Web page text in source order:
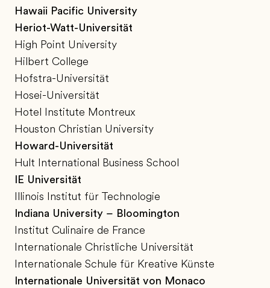
Hawaii Pacific University
Heriot-Watt-Universität
High Point University
Hilbert College
Hofstra-Universität
Hosei-Universität
Hotel Institute Montreux
Houston Christian University
Howard-Universität
Hult International Business School
IE Universität
Illinois Institut für Technologie
Indiana University – Bloomington
Institut Culinaire de France
Internationale Christliche Universität
Internationale Schule für Kreative Künste
Internationale Universität von Monaco